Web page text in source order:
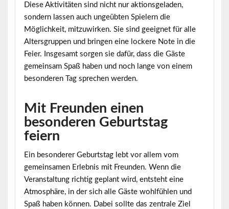
Diese Aktivitäten sind nicht nur aktionsgeladen,
sondern lassen auch ungeübten Spielern die
Möglichkeit, mitzuwirken. Sie sind geeignet für alle
Altersgruppen und bringen eine lockere Note in die
Feier. Insgesamt sorgen sie dafür, dass die Gäste
gemeinsam Spaß haben und noch lange von einem
besonderen Tag sprechen werden.
Mit Freunden einen
besonderen Geburtstag
feiern
Ein besonderer Geburtstag lebt vor allem vom
gemeinsamen Erlebnis mit Freunden. Wenn die
Veranstaltung richtig geplant wird, entsteht eine
Atmosphäre, in der sich alle Gäste wohlfühlen und
Spaß haben können. Dabei sollte das zentrale Ziel